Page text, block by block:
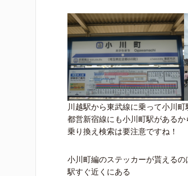
川越駅から東武線に乗って小川町
都営新宿線にも小川町駅があるか
乗り換え検索は要注意ですね！
小川町編のステッカーが貰えるの
駅すぐ近くにある